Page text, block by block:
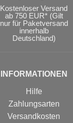
Kostenloser Versand
ab 750 EUR* (Gilt
nur für Paketversand
innerhalb
Deutschland)
INFORMATIONEN
Hilfe
Zahlungsarten
Versandkosten